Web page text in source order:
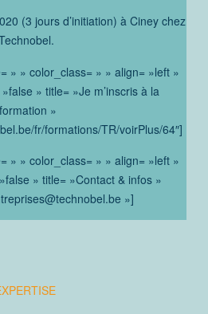
(3 jours d’initiation) à Ciney chez
» » color_class= » » align= »left »
» title= »Je m’inscris à la
formation »
fr/formations/TR/voirPlus/64″]
» » color_class= » » align= »left »
» title= »Contact & infos »
»]